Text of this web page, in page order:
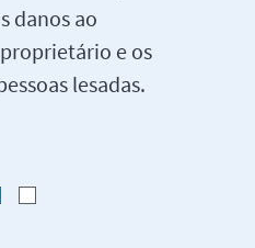
danos ao
e os
lesadas.